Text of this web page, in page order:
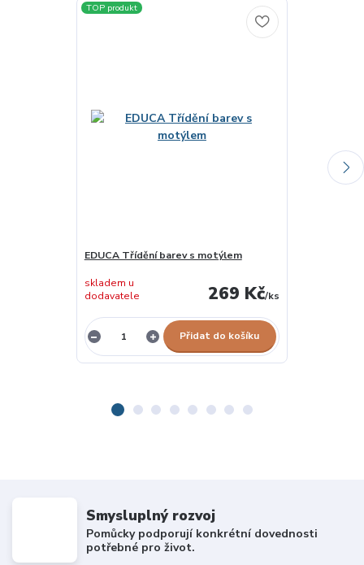
TOP produkt
EDUCA Třídění barev s motýlem
269 Kč/ks
skladem u
dodavatele
Přidat do košíku
Smysluplný rozvoj
Pomůcky podporují konkrétní dovednosti
potřebné pro život.